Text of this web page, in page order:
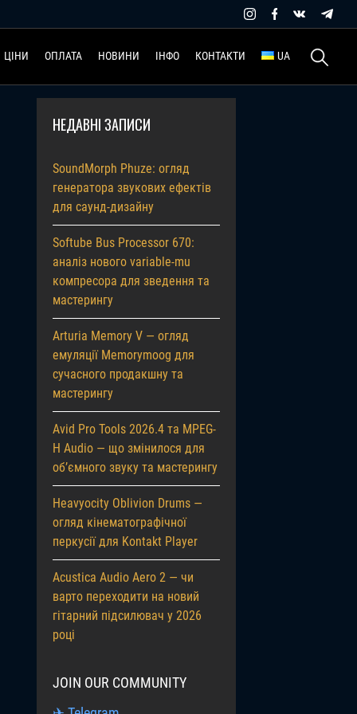
ЦІНИ ОПЛАТА НОВИНИ ІНФО КОНТАКТИ UA Пошук:
НЕДАВНІ ЗАПИСИ
SoundMorph Phuze: огляд
генератора звукових ефектів
для саунд-дизайну
Softube Bus Processor 670:
аналіз нового variable-mu
компресора для зведення та
мастерингу
Arturia Memory V — огляд
емуляції Memorymoog для
сучасного продакшну та
мастерингу
Avid Pro Tools 2026.4 та MPEG-
H Audio — що змінилося для
об’ємного звуку та мастерингу
Heavyocity Oblivion Drums —
огляд кінематографічної
перкусії для Kontakt Player
Acustica Audio Aero 2 — чи
варто переходити на новий
гітарний підсилювач у 2026
році
JOIN OUR COMMUNITY